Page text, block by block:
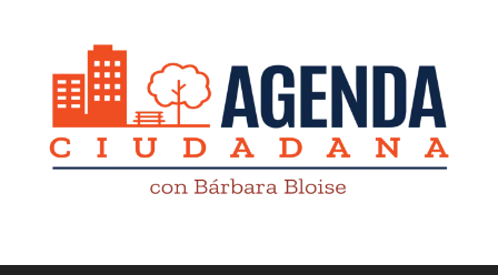
Revista digital